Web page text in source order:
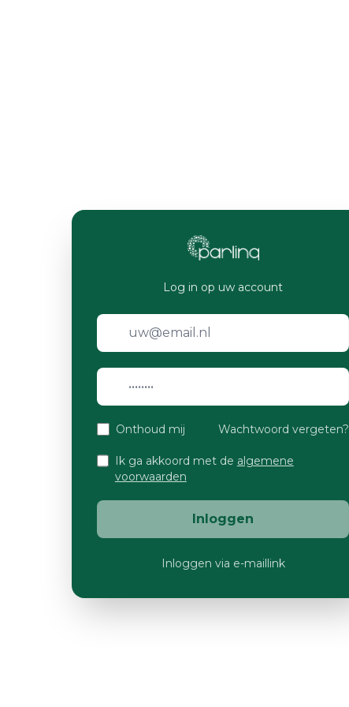
Log in op uw account
Onthoud mij Wachtwoord vergeten?
Ik ga akkoord met de algemene
voorwaarden
Inloggen
Inloggen via e-maillink